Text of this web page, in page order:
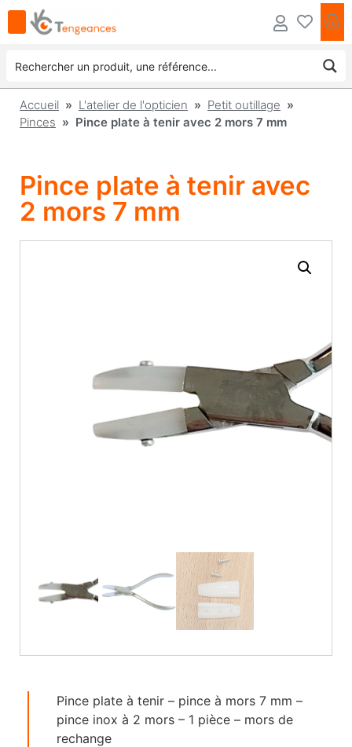
Accueil » L'atelier de l'opticien » Petit outillage »
Pinces » Pince plate à tenir avec 2 mors 7 mm
Pince plate à tenir avec
2 mors 7 mm
Pince plate à tenir – pince à mors 7 mm –
pince inox à 2 mors – 1 pièce – mors de
rechange